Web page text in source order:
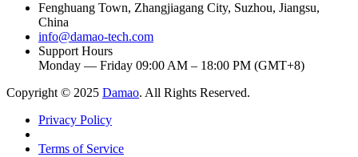
Fenghuang Town, Zhangjiagang City, Suzhou, Jiangsu,
China
info@damao-tech.com
Support Hours
Monday — Friday 09:00 AM – 18:00 PM (GMT+8)
Copyright © 2025 Damao. All Rights Reserved.
Privacy Policy
Terms of Service